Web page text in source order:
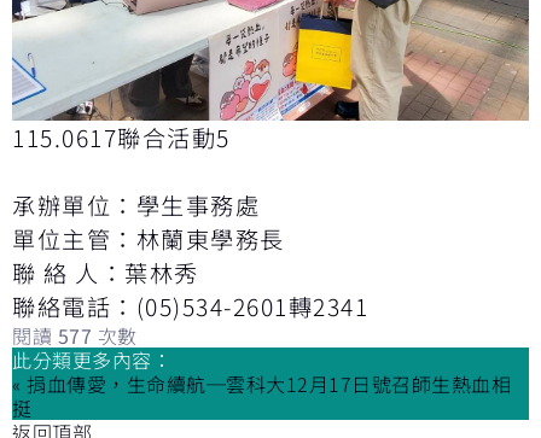
115.0617聯合活動5
承辦單位：學生事務處
單位主管：林蘭東學務長
聯 絡 人：葉林秀
聯絡電話：(05)534-2601轉2341
閱讀 577 次數
此分類更多內容：
« 捐血傳愛，生命續航─雲科大12月17日號召師生熱血相
挺